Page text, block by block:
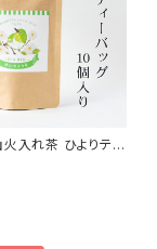
火入れ茶 ひよりティ
パック)／手土産
！簡単手軽に本格